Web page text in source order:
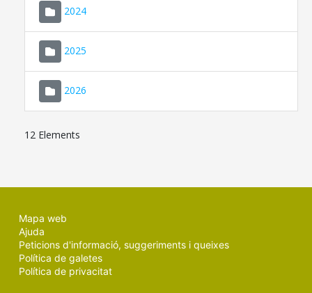
2024
2025
2026
12 Elements
Mapa web
Ajuda
Peticions d'informació, suggeriments i queixes
Política de galetes
Política de privacitat